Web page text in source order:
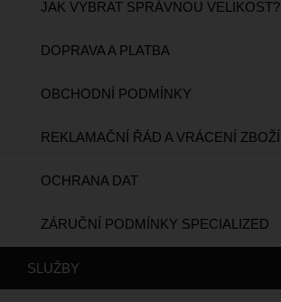
JAK VYBRAT SPRÁVNOU VELIKOST?
DOPRAVA A PLATBA
OBCHODNÍ PODMÍNKY
REKLAMAČNÍ ŘÁD A VRÁCENÍ ZBOŽÍ
OCHRANA DAT
ZÁRUČNÍ PODMÍNKY SPECIALIZED
SLUŽBY